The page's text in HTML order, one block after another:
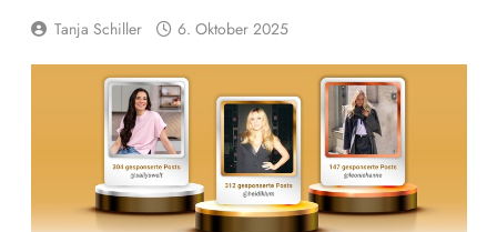
Tanja Schiller 6. Oktober 2025